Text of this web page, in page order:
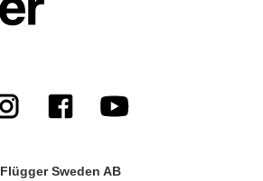
Flügger Sweden AB